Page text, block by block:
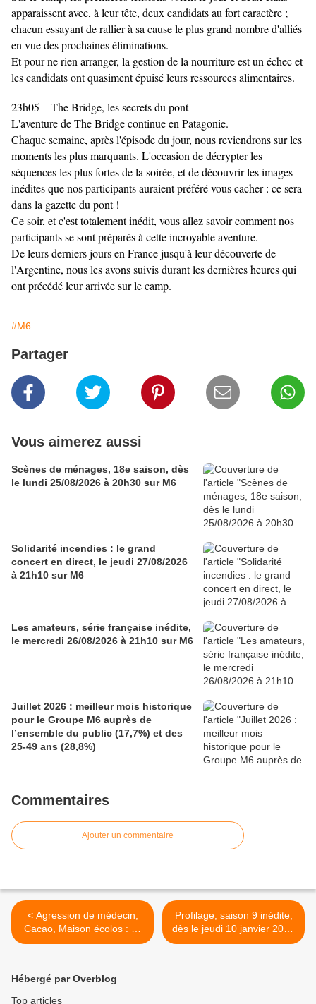
apparaissent avec, à leur tête, deux candidats au fort caractère ;
chacun essayant de rallier à sa cause le plus grand nombre d'alliés
en vue des prochaines éliminations.
Et pour ne rien arranger, la gestion de la nourriture est un échec et
les candidats ont quasiment épuisé leurs ressources alimentaires.
23h05 – The Bridge, les secrets du pont
L'aventure de The Bridge continue en Patagonie.
Chaque semaine, après l'épisode du jour, nous reviendrons sur les
moments les plus marquants. L'occasion de décrypter les
séquences les plus fortes de la soirée, et de découvrir les images
inédites que nos participants auraient préféré vous cacher : ce sera
dans la gazette du pont !
Ce soir, et c'est totalement inédit, vous allez savoir comment nos
participants se sont préparés à cette incroyable aventure.
De leurs derniers jours en France jusqu'à leur découverte de
l'Argentine, nous les avons suivis durant les dernières heures qui
ont précédé leur arrivée sur le camp.
#M6
Partager
Vous aimerez aussi
Scènes de ménages, 18e saison, dès
le lundi 25/08/2026 à 20h30 sur M6
Solidarité incendies : le grand
concert en direct, le jeudi 27/08/2026
à 21h10 sur M6
Les amateurs, série française inédite,
le mercredi 26/08/2026 à 21h10 sur M6
Juillet 2026 : meilleur mois historique
pour le Groupe M6 auprès de
l’ensemble du public (17,7%) et des
25-49 ans (28,8%)
Commentaires
Ajouter un commentaire
< Agression de médecin,
Cacao, Maison écolos : ce
soir à 21h00 sur France 2
Profilage, saison 9 inédite,
dès le jeudi 10 janvier 2019
à 21h00 sur TF1 >
Hébergé par Overblog
Top articles